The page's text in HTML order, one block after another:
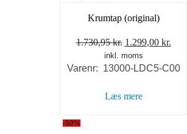
Krumtap (original)
1.730,95kr. Den
oprindelige
pris
1.730,95 kr..
1.299,00 kr.
pris
inkl. moms
Varenr: 13000-LDC5-C00
Læs mere
-50%